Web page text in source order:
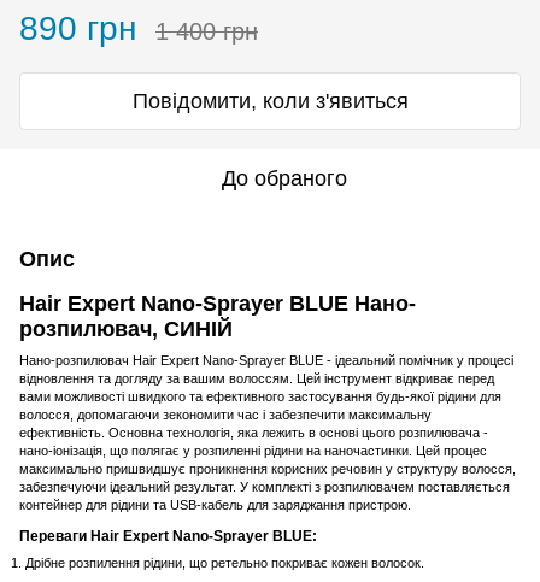
890 грн 1 400 грн
Повідомити, коли з'явиться
До обраного
Опис
Hair Expert Nano-Sprayer BLUE Нано-
розпилювач, СИНІЙ
Нано-розпилювач Hair Expert Nano-Sprayer BLUE - ідеальний помічник у процесі
відновлення та догляду за вашим волоссям. Цей інструмент відкриває перед
вами можливості швидкого та ефективного застосування будь-якої рідини для
волосся, допомагаючи зекономити час і забезпечити максимальну
ефективність. Основна технологія, яка лежить в основі цього розпилювача -
нано-іонізація, що полягає у розпиленні рідини на наночастинки. Цей процес
максимально пришвидшує проникнення корисних речовин у структуру волосся,
забезпечуючи ідеальний результат. У комплекті з розпилювачем поставляється
контейнер для рідини та USB-кабель для заряджання пристрою.
Переваги Hair Expert Nano-Sprayer BLUE:
Дрібне розпилення рідини, що ретельно покриває кожен волосок.